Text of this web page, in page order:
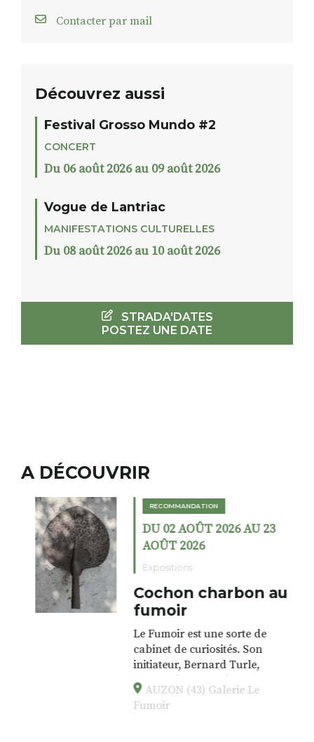
Contacter par mail
Découvrez aussi
Festival Grosso Mundo #2
CONCERT
Du 06 août 2026 au 09 août 2026
Vogue de Lantriac
MANIFESTATIONS CULTURELLES
Du 08 août 2026 au 10 août 2026
STRADA'DATES
POSTEZ UNE DATE
A DÉCOUVRIR
RECOMMANDATION
DU 02 AOÛT 2026 AU 23
AOÛT 2026
Expositions
Cochon charbon au
fumoir
Le Fumoir est une sorte de
cabinet de curiosités. Son
initiateur, Bernard Turle,
s’amuse à donner à voir des
associations fertiles, graves ou
drôles, parfois fumeuses. Des
AUZON (43) Galerie Le
Fumoir